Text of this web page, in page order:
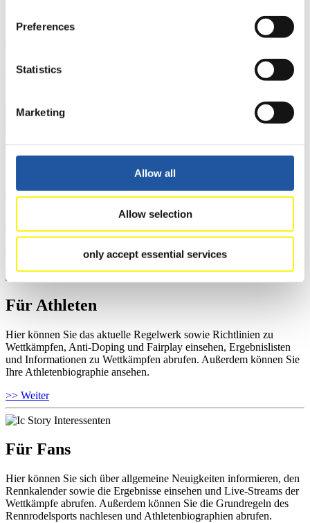
Preferences
Statistics
Marketing
Allow all
Allow selection
only accept essential services
Hier können Sie sich über allgemeine Neuigkeiten informieren, das
und Fairplay nachlesen, auf Athletenbiographien zugreifen,
Ausschreibungen für Wettkämpfe herunterladen, sowie auf die
>> Weiter
Für Ausrichter
Hier können Sie das aktuelle Regelwerk sowie Richtlinien zu
Wettkämpfen, Anti-Doping und Fairplay einsehen, sich über
Kontaktpersonen für Wettkämpfe und Sponsoren informieren,
sowie Informationen über Wettkämpfe abrufen.
Für Athleten
Hier können Sie das aktuelle Regelwerk sowie Richtlinien zu
Wettkämpfen, Anti-Doping und Fairplay einsehen, Ergebnislisten
und Informationen zu Wettkämpfen abrufen. Außerdem können Sie
Ihre Athletenbiographie ansehen.
>> Weiter
Für Fans
Hier können Sie sich über allgemeine Neuigkeiten informieren, den
Rennkalender sowie die Ergebnisse einsehen und Live-Streams der
Wettkämpfe abrufen. Außerdem können Sie die Grundregeln des
Rennrodelsports nachlesen und Athletenbiographien abrufen.